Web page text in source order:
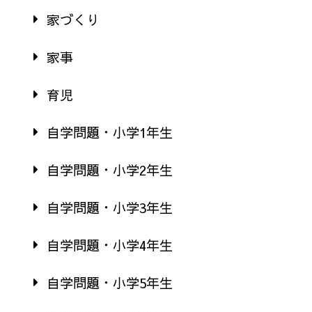
家づくり
家事
育児
自学問題・小学1年生
自学問題・小学2年生
自学問題・小学3年生
自学問題・小学4年生
自学問題・小学5年生